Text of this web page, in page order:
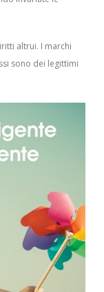
altrui. I marchi
sono dei legittimi